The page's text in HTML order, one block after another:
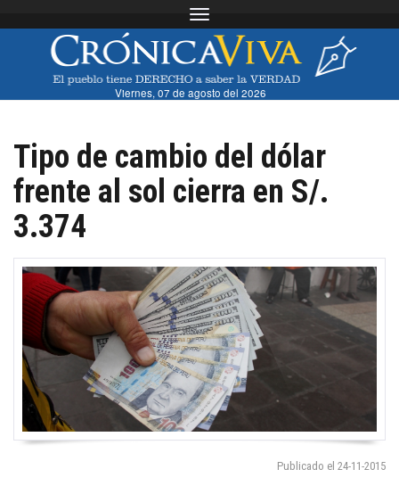
Toggle navigation
Viernes, 07 de agosto del 2026
Tipo de cambio del dólar
frente al sol cierra en S/.
3.374
Publicado el 24-11-2015